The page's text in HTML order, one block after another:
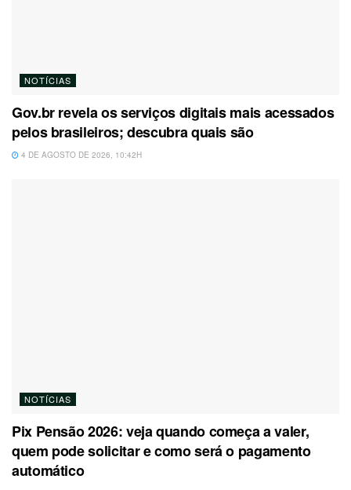
NOTÍCIAS
Gov.br revela os serviços digitais mais acessados
pelos brasileiros; descubra quais são
4 DE AGOSTO DE 2026, 10:42H
NOTÍCIAS
Pix Pensão 2026: veja quando começa a valer,
quem pode solicitar e como será o pagamento
automático